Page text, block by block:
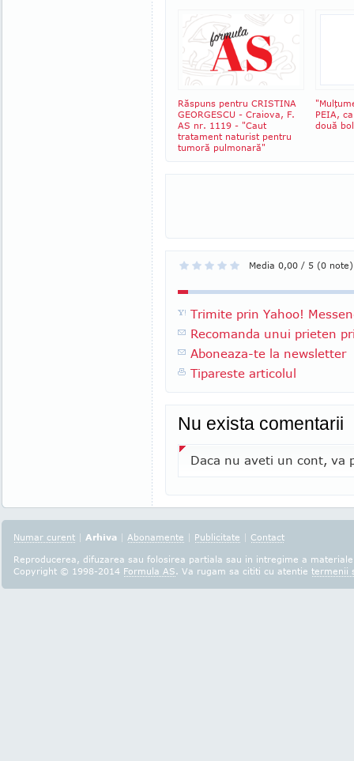
Răspuns pentru CRISTINA
GEORGESCU - Craiova, F.
AS nr. 1119 - "Caut
tratament naturist pentru
tumoră pulmonară"
PEIA,
două
Media 0,00 / 5 (0 note)
Trimite prin Yahoo!
Recomanda unui prieten
Aboneaza-te la newsletter
Tipareste articolul
Nu exista comentarii
Daca nu aveti un cont, va
Numar curent | Arhiva | Abonamente | Publicitate | Contact
Reproducerea, difuzarea sau folosirea partiala sau in intregime a
Copyright © 1998-2014 Formula AS. Va rugam sa cititi cu atentie termenii